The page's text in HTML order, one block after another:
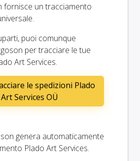
fornisce un tracciamento
puoi comunque
per tracciare le tue
Art Services.
le spedizioni Plado
Art Services OÜ
genera automaticamente
Plado Art Services.